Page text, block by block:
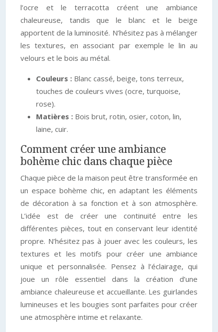
l’ocre et le terracotta créent une ambiance
chaleureuse, tandis que le blanc et le beige
apportent de la luminosité. N’hésitez pas à mélanger
les textures, en associant par exemple le lin au
velours et le bois au métal.
Couleurs : Blanc cassé, beige, tons terreux,
touches de couleurs vives (ocre, turquoise,
rose).
Matières : Bois brut, rotin, osier, coton, lin,
laine, cuir.
Comment créer une ambiance
bohème chic dans chaque pièce
Chaque pièce de la maison peut être transformée en
un espace bohème chic, en adaptant les éléments
de décoration à sa fonction et à son atmosphère.
L’idée est de créer une continuité entre les
différentes pièces, tout en conservant leur identité
propre. N’hésitez pas à jouer avec les couleurs, les
textures et les motifs pour créer une ambiance
unique et personnalisée. Pensez à l’éclairage, qui
joue un rôle essentiel dans la création d’une
ambiance chaleureuse et accueillante. Les guirlandes
lumineuses et les bougies sont parfaites pour créer
une atmosphère intime et relaxante.